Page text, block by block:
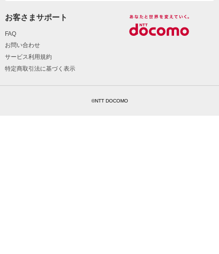
お客さまサポート
FAQ
お問い合わせ
サービス利用規約
特定商取引法に基づく表示
©NTT DOCOMO